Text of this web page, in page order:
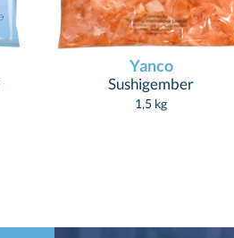
Yanco
Sushigember
1,5 kg